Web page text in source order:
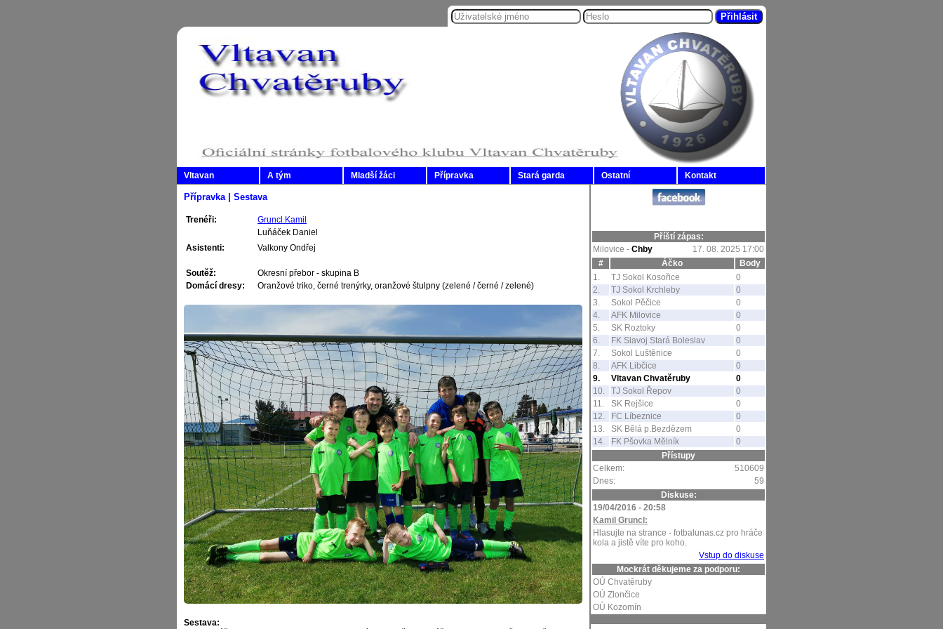
Vltavan A tým Mladší žáci Přípravka Stará garda Ostatní Kontakt
Příští zápas:
Milovice - Chby
17. 08. 2025 17:00
#
Áčko
Body
1.
TJ Sokol Kosořice
0
2.
TJ Sokol Krchleby
0
3.
Sokol Pěčice
0
4.
AFK Milovice
0
5.
SK Roztoky
0
6.
FK Slavoj Stará Boleslav
0
7.
Sokol Luštěnice
0
8.
AFK Libčice
0
9.
Vltavan Chvatěruby
0
10.
TJ Sokol Řepov
0
11.
SK Rejšice
0
12.
FC Líbeznice
0
13.
SK Bělá p.Bezdězem
0
14.
FK Pšovka Mělník
0
Přístupy
Celkem:
510609
Dnes:
59
Diskuse:
19/04/2016 - 20:58
Kamil Gruncl:
Hlasujte na strance - fotbalunas.cz pro hráče
kola a jistě víte pro koho.
Vstup do diskuse
Mockrát děkujeme za podporu:
OÚ Chvatěruby
OÚ Zlončice
OÚ Kozomín
Přípravka | Sestava
Trenéři:
Gruncl Kamil
Luňáček Daniel
Asistenti:
Valkony Ondřej
Soutěž:
Okresní přebor - skupina B
Domácí dresy:
Oranžové triko, černé trenýrky, oranžové štulpny (zelené / černé / zelené)
Sestava: